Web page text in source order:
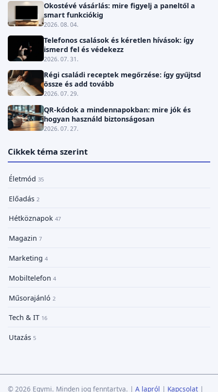
Okostévé vásárlás: mire figyelj a paneltől a
smart funkciókig
2026. 08. 04.
Telefonos csalások és kéretlen hívások: így
ismerd fel és védekezz
2026. 07. 31.
Régi családi receptek megőrzése: így gyűjtsd
össze és add tovább
2026. 07. 29.
QR-kódok a mindennapokban: mire jók és
hogyan használd biztonságosan
2026. 07. 27.
Cikkek téma szerint
Életmód 35
Előadás 2
Hétköznapok 47
Magazin 7
Marketing 4
Mobiltelefon 4
Műsorajánló 2
Tech & IT 16
Utazás 5
© 2026 Egymi. Minden jog fenntartva. | A lapról | Kapcsolat |